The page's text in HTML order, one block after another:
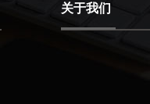
关于我们